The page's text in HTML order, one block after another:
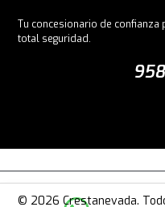
Tu concesionario de
total seguridad.
© 2026 Crestanevada.